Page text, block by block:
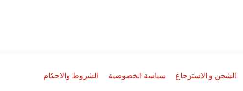
الشحن و الاسترجاع سياسة الخصوصية الشروط والاحكام